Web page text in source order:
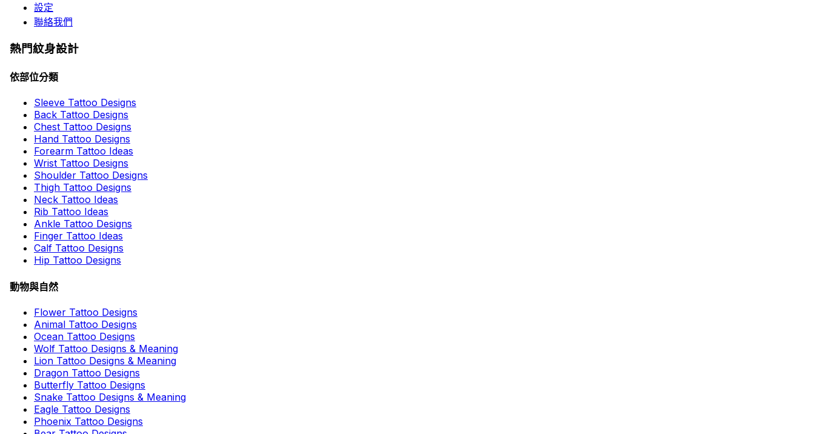
設定
聯絡我們
熱門紋身設計
依部位分類
Sleeve Tattoo Designs
Back Tattoo Designs
Chest Tattoo Designs
Hand Tattoo Designs
Forearm Tattoo Ideas
Wrist Tattoo Designs
Shoulder Tattoo Designs
Thigh Tattoo Designs
Neck Tattoo Ideas
Rib Tattoo Ideas
Ankle Tattoo Designs
Finger Tattoo Ideas
Calf Tattoo Designs
Hip Tattoo Designs
動物與自然
Flower Tattoo Designs
Animal Tattoo Designs
Ocean Tattoo Designs
Wolf Tattoo Designs & Meaning
Lion Tattoo Designs & Meaning
Dragon Tattoo Designs
Butterfly Tattoo Designs
Snake Tattoo Designs & Meaning
Eagle Tattoo Designs
Phoenix Tattoo Designs